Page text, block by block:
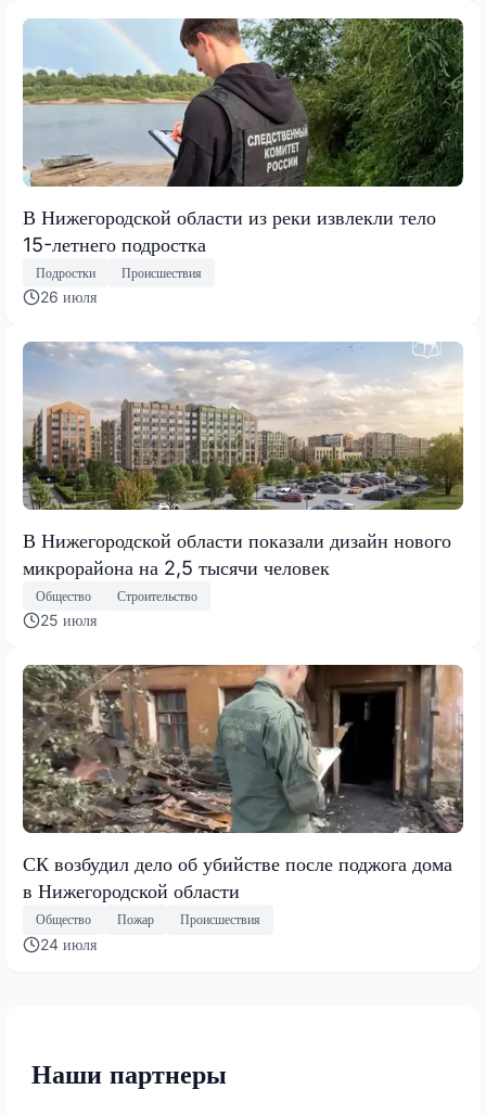
В Нижегородской области из реки извлекли тело
15-летнего подростка
Подростки Происшествия
26 июля
В Нижегородской области показали дизайн нового
микрорайона на 2,5 тысячи человек
Общество Строительство
25 июля
СК возбудил дело об убийстве после поджога дома
в Нижегородской области
Общество Пожар Происшествия
24 июля
Наши партнеры